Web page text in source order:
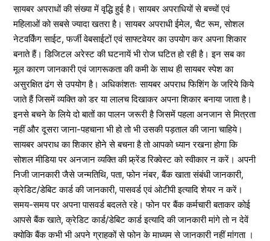
सायबर अपराधों की संख्या में वृद्धि हुई है। सायबर अपराधियों से बच्चों एवं
महिलाओं को सबसे ज्यादा खतरा है। सायबर अपराधी ईमेल, चैट रूम, सोशल
नेटवर्किंग साईट, फर्जी वेबसाईटों एवं साफ्टवेयर का उपयोग कर अपना शिकार
बनाते हैं। डिजिटल अरेस्ट की घटनायें भी रोज घटित हो रही है। इन सब का
मूल कारण जानकारी एवं जागरूकता की कमी के साथ ही सायबर स्पेश का
असुरक्षित ढंग से उपयोग है। अधिकांशतः सायबर अपराध फिशिंग के जरिये किये
जाते हैं जिसमें व्यक्ति को डर या लालच दिखाकर अपना शिकार बनाया जाता है।
इनसे बचने के लिये दो बातों का पालन जरूरी है जिसमें पहला अनजान से मित्रता
नहीं और दूसरा जाना-पहचाना भी हो तो भी उसकी पड़ताल की जाना चाहिये।
सायबर अपराध का शिकार होने से बचना है तो आपको ध्यान रखना होगा कि
सोशल मीडिया पर अनजान व्यक्ति की फ्र्रेंड रिक्वेस्ट को स्वीकार न करें। अपनी
निजी जानकारी जैसे जन्मतिथि, पता, फोन नंबर, बैंक खाता संबंधी जानकारी,
क्रेडिट/डेबिट कार्ड की जानकारी, पासवर्ड एवं ओटीपी इत्यादि शेयर न करें।
समय-समय पर अपना पासवर्ड बदलते रहे। फोन पर बैंक कर्मचारी बताकर कोई
आपसे बैंक खाते, क्रेडिट कार्ड/डेबिट कार्ड इत्यादि की जानकारी मांगे तो न देवें
क्योकि बैंक कभी भी अपने ग्राहकों से फोन के माध्यम से जानकारी नहीं मांगता ।